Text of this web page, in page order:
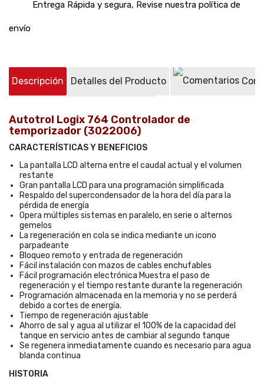
Entrega Rápida y segura, Revise nuestra política de
envío
Descripción Detalles del Producto
Autotrol Logix 764 Controlador de
temporizador (3022006)
CARACTERÍSTICAS Y BENEFICIOS
La pantalla LCD alterna entre el caudal actual y el volumen
restante
Gran pantalla LCD para una programación simplificada
Respaldo del supercondensador de la hora del día para la
pérdida de energía
Opera múltiples sistemas en paralelo, en serie o alternos
gemelos
La regeneración en cola se indica mediante un icono
parpadeante
Bloqueo remoto y entrada de regeneración
Fácil instalación con mazos de cables enchufables
Fácil programación electrónica Muestra el paso de
regeneración y el tiempo restante durante la regeneración
Programación almacenada en la memoria y no se perderá
debido a cortes de energía.
Tiempo de regeneración ajustable
Ahorro de sal y agua al utilizar el 100% de la capacidad del
tanque en servicio antes de cambiar al segundo tanque
Se regenera inmediatamente cuando es necesario para agua
blanda continua
HISTORIA